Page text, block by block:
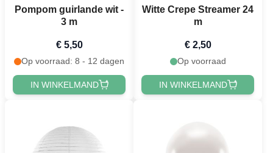
Pompom guirlande wit -
3 m
€ 5,50
Op voorraad: 8 - 12 dagen
IN WINKELMAND
Witte Crepe Streamer 24
m
€ 2,50
Op voorraad
IN WINKELMAND